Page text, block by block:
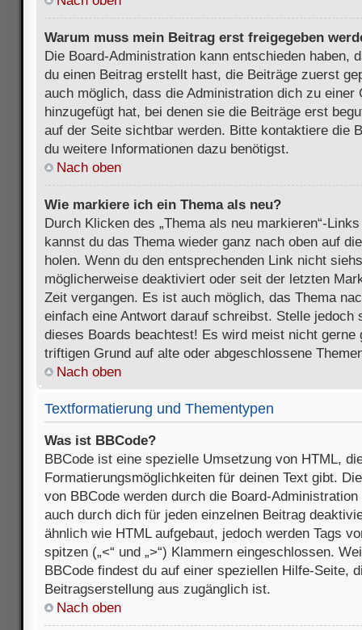
Warum muss mein Beitrag erst freigegeben
Die Board-Administration kann entschieden haben,
du einen Beitrag erstellt hast, die Beiträge zuerst
auch möglich, dass die Administration dich zu einer
hinzugefügt hat, bei denen sie die Beiträge erst
auf der Seite sichtbar werden. Bitte kontaktiere die
du weitere Informationen dazu benötigst.
Nach oben
Wie markiere ich ein Thema als neu?
Durch Klicken des „Thema als neu markieren“-
kannst du das Thema wieder ganz nach oben auf
holen. Wenn du den entsprechenden Link nicht
möglicherweise deaktiviert oder seit der letzten
Zeit vergangen. Es ist auch möglich, das Thema
einfach eine Antwort darauf schreibst. Stelle jedoch
dieses Boards beachtest! Es wird meist nicht gerne
triftigen Grund auf alte oder abgeschlossene
Nach oben
Textformatierung und Thementypen
Was ist BBCode?
BBCode ist eine spezielle Umsetzung von HTML,
Formatierungsmöglichkeiten für deinen Text gibt.
von BBCode werden durch die Board-
auch durch dich für jeden einzelnen Beitrag
ähnlich wie HTML aufgebaut, jedoch werden Tags
spitzen („<“ und „>“) Klammern eingeschlossen.
BBCode findest du auf einer speziellen Hilfe-Seite,
Beitragserstellung aus zugänglich ist.
Nach oben